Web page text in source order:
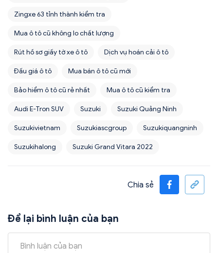
Zingxe 63 tỉnh thành kiểm tra
Mua ô tô cũ không lo chất lượng
Rút hồ sơ giấy tờ xe ô tô Dịch vụ hoán cải ô tô
Đấu giá ô tô Mua bán ô tô cũ mới
Bảo hiểm ô tô cũ rẻ nhất Mua ô tô cũ kiểm tra
Audi E-Tron SUV Suzuki Suzuki Quảng Ninh
Suzukivietnam Suzukiascgroup Suzukiquangninh
Suzukihalong Suzuki Grand Vitara 2022
Chia sẻ
Để lại bình luận của bạn